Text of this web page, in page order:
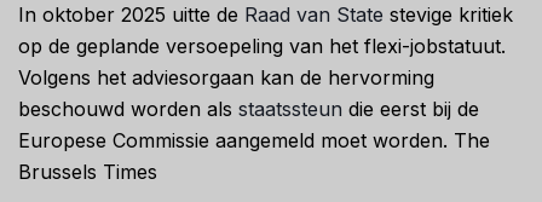
In oktober 2025 uitte de Raad van State stevige kritiek
op de geplande versoepeling van het flexi-jobstatuut.
Volgens het adviesorgaan kan de hervorming
beschouwd worden als staatssteun die eerst bij de
Europese Commissie aangemeld moet worden. The
Brussels Times